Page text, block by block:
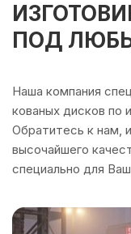
ПОД
Наша компания
кованых дисков по
Обратитесь к нам,
высочайшего
специально для